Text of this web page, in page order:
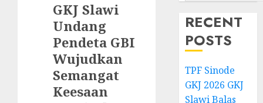
GKJ Slawi
Undang
Pendeta GBI
Wujudkan
Semangat
Keesaan
RECENT
POSTS
TPF Sinode
GKJ 2026 GKJ
Slawi Balas